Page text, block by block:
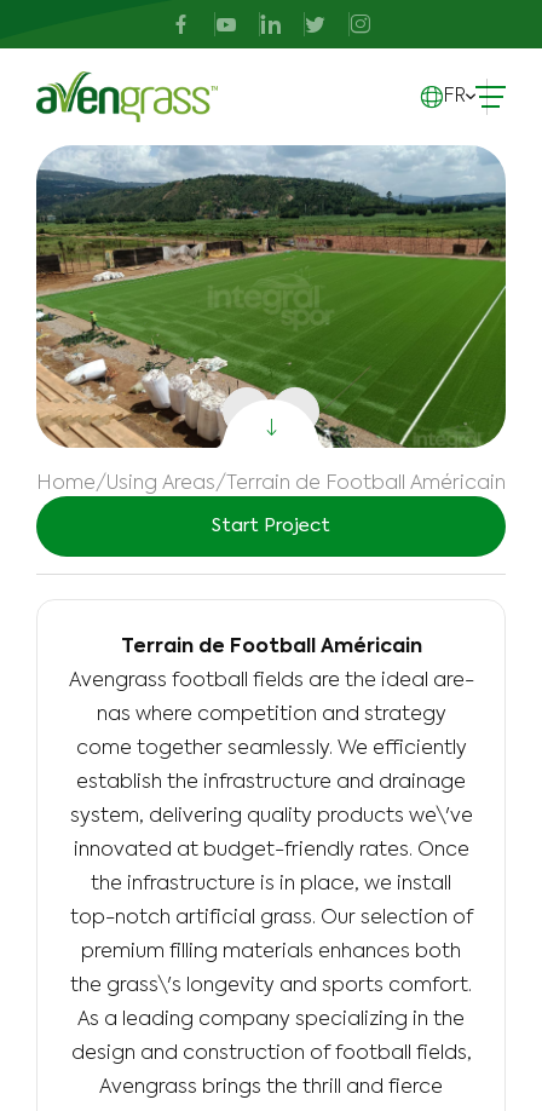
FR
Home/Using Areas/ Terrain de Football Américain
Start Project
Terrain de Football Américain
Avengrass football fie­lds are the ideal are­
nas where competition and strate­gy
come together se­amlessly. We efficiently
establish the infrastructure and drainage
system, delivering quality products we\'ve
innovated at budget-friendly rates. Once
the infrastructure is in place, we install
top-notch artificial grass. Our selection of
premium filling materials enhances both
the grass\'s longevity and sports comfort.
As a leading company specializing in the
de­sign and construction of football fields,
Avengrass brings the­ thrill and fierce